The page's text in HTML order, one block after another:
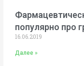
популярно про
16.06.2019
Далее »